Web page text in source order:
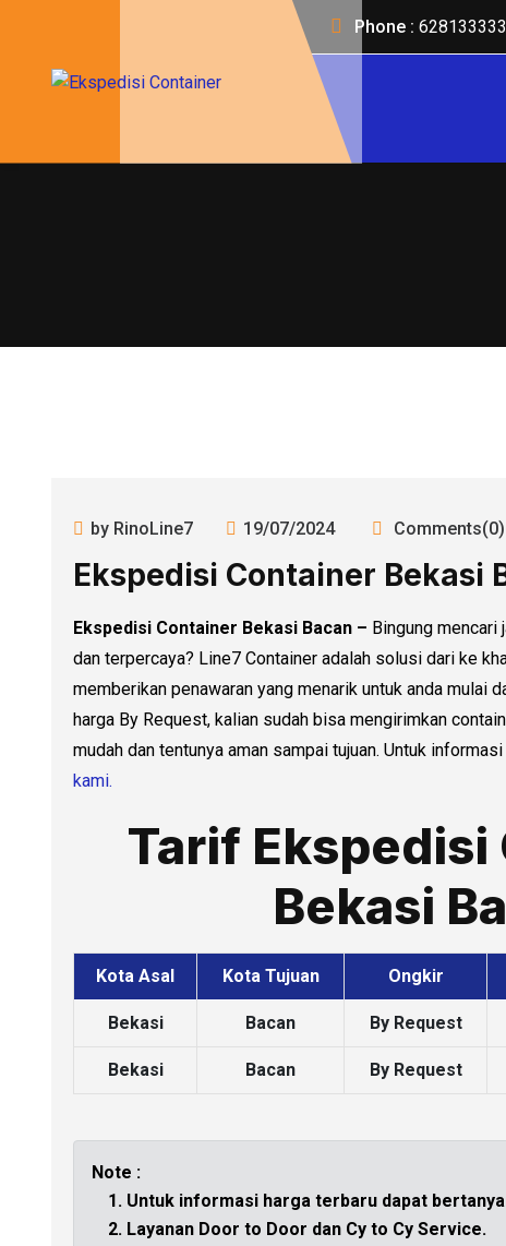
Phone :
by RinoLine7 19/07/2024 Comments(0)
Ekspedisi Container Bekasi
Ekspedisi Container Bekasi Bacan – Bingung mencari
dan terpercaya? Line7 Container adalah solusi dari ke
memberikan penawaran yang menarik untuk anda mulai
harga By Request, kalian sudah bisa mengirimkan
mudah dan tentunya aman sampai tujuan. Untuk
kami.
Tarif
Bekasi
Kota Asal Kota Tujuan Ongkir
Bekasi Bacan By Request
Bekasi Bacan By Request
Note :
Untuk informasi harga terbaru dapat
Layanan Door to Door dan Cy to Cy Service.